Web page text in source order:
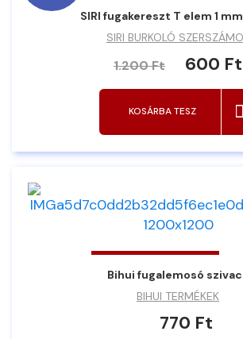
SIRI fugakereszt T elem 1
SIRI BURKOLÓ
1.200 Ft 600 Ft
KOSÁRBA TESZ
Bihui fugalemosó
BIHUI TERMÉKEK
770 Ft